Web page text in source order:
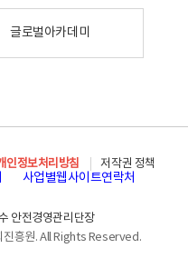
글로벌아카데미
인정보처리방침
저작권 정책
사업별웹사이트연락처
안전경영관리단장
흥원. All Rights Reserved.